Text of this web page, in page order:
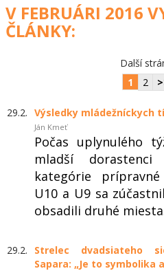
V FEBRUÁRI 2016
ČLÁNKY:
Další
1
2
29.2. Výsledky mládežníckych
Ján Kmeť
Počas uplynulého
mladší
kategórie
U10 a U9 sa
obsadili druhé
29.2.
Strelec dvadsiateho
Sapara: „Je to symbolika